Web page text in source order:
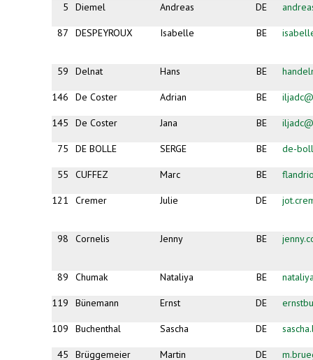
5 Diemel Andreas DE
87 DESPEYROUX Isabelle BE
59 Delnat Hans BE
146 De Coster Adrian BE
145 De Coster Jana BE
75 DE BOLLE SERGE BE de-
55 CUFFEZ Marc BE
121 Cremer Julie DE
98 Cornelis Jenny BE
89 Chumak Nataliya BE
119 Bünemann Ernst DE
109 Buchenthal Sascha DE
45 Brüggemeier Martin DE